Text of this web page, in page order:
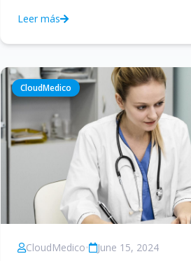
Leer más
CloudMedico
CloudMedico• June 15, 2024